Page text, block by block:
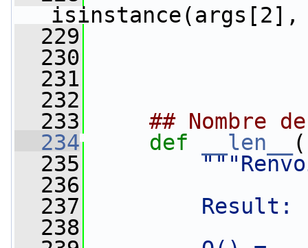
  229
  230
  231
  232
  233
## Nombre
  234
def __len__
  235
  236
  237
Result:
  238